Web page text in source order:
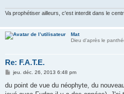
Va prophétiser ailleurs, c'est interdit dans le
Mat
Dieu d'après le
Re: F.A.T.E.
M
s
jeu. déc. 26, 2013 6:48 pm
du point de vue du néophyte, du